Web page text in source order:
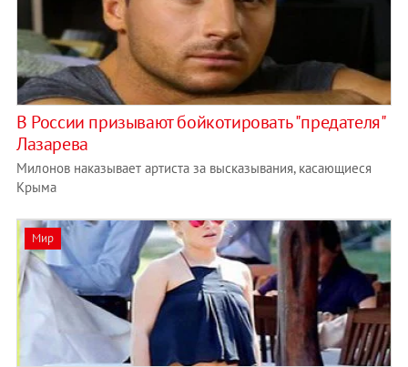
В России призывают бойкотировать "предателя"
Лазарева
Милонов наказывает артиста за высказывания, касающиеся
Крыма
Мир